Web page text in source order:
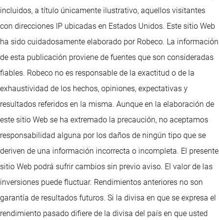
incluidos, a título únicamente ilustrativo, aquellos visitantes
con direcciones IP ubicadas en Estados Unidos. Este sitio Web
ha sido cuidadosamente elaborado por Robeco. La información
de esta publicación proviene de fuentes que son consideradas
fiables. Robeco no es responsable de la exactitud o de la
exhaustividad de los hechos, opiniones, expectativas y
resultados referidos en la misma. Aunque en la elaboración de
este sitio Web se ha extremado la precaución, no aceptamos
responsabilidad alguna por los daños de ningún tipo que se
deriven de una información incorrecta o incompleta. El presente
sitio Web podrá sufrir cambios sin previo aviso. El valor de las
inversiones puede fluctuar. Rendimientos anteriores no son
garantía de resultados futuros. Si la divisa en que se expresa el
rendimiento pasado difiere de la divisa del país en que usted